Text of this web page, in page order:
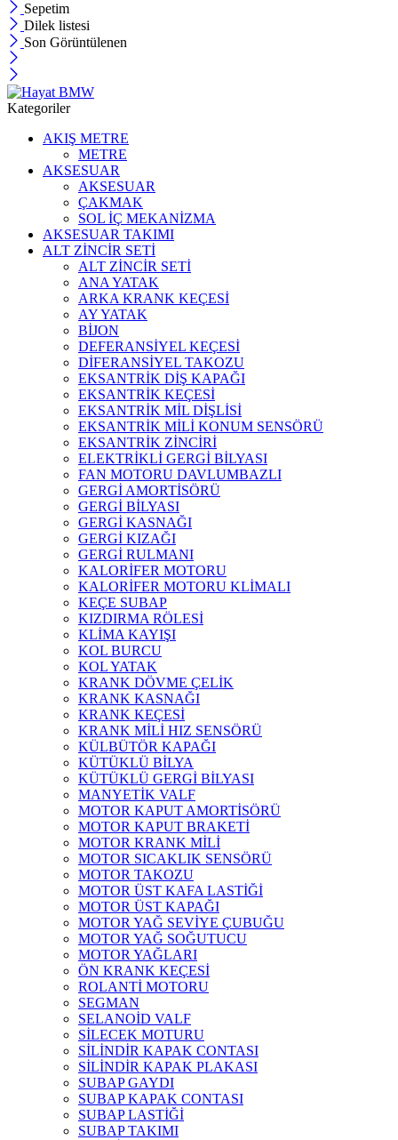
Sepetim
Dilek listesi
Son Görüntülenen
Kategoriler
AKIŞ METRE
METRE
AKSESUAR
AKSESUAR
ÇAKMAK
SOL İÇ MEKANİZMA
AKSESUAR TAKIMI
ALT ZİNCİR SETİ
ALT ZİNCİR SETİ
ANA YATAK
ARKA KRANK KEÇESİ
AY YATAK
BİJON
DEFERANSİYEL KEÇESİ
DİFERANSİYEL TAKOZU
EKSANTRİK DİŞ KAPAĞI
EKSANTRİK KEÇESİ
EKSANTRİK MİL DİŞLİSİ
EKSANTRİK MİLİ KONUM SENSÖRÜ
EKSANTRİK ZİNCİRİ
ELEKTRİKLİ GERGİ BİLYASI
FAN MOTORU DAVLUMBAZLI
GERGİ AMORTİSÖRÜ
GERGİ BİLYASI
GERGİ KASNAĞI
GERGİ KIZAĞI
GERGİ RULMANI
KALORİFER MOTORU
KALORİFER MOTORU KLİMALI
KEÇE SUBAP
KIZDIRMA RÖLESİ
KLİMA KAYIŞI
KOL BURCU
KOL YATAK
KRANK DÖVME ÇELİK
KRANK KASNAĞI
KRANK KEÇESİ
KRANK MİLİ HIZ SENSÖRÜ
KÜLBÜTÖR KAPAĞI
KÜTÜKLÜ BİLYA
KÜTÜKLÜ GERGİ BİLYASI
MANYETİK VALF
MOTOR KAPUT AMORTİSÖRÜ
MOTOR KAPUT BRAKETİ
MOTOR KRANK MİLİ
MOTOR SICAKLIK SENSÖRÜ
MOTOR TAKOZU
MOTOR ÜST KAFA LASTİĞİ
MOTOR ÜST KAPAĞI
MOTOR YAĞ SEVİYE ÇUBUĞU
MOTOR YAĞ SOĞUTUCU
MOTOR YAĞLARI
ÖN KRANK KEÇESİ
ROLANTİ MOTORU
SEGMAN
SELANOİD VALF
SİLECEK MOTURU
SİLİNDİR KAPAK CONTASI
SİLİNDİR KAPAK PLAKASI
SUBAP GAYDI
SUBAP KAPAK CONTASI
SUBAP LASTİĞİ
SUBAP TAKIMI